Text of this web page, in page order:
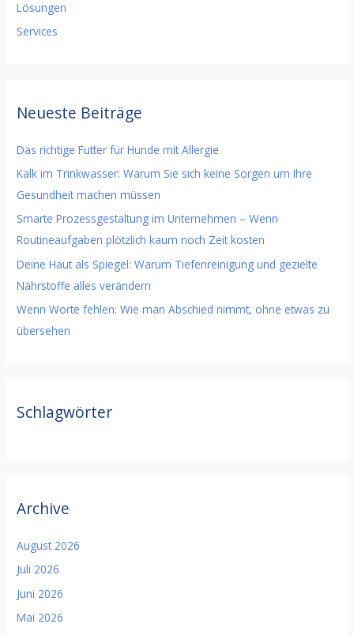
Lösungen
Services
Neueste Beiträge
Das richtige Futter für Hunde mit Allergie
Kalk im Trinkwasser: Warum Sie sich keine Sorgen um Ihre
Gesundheit machen müssen
Smarte Prozessgestaltung im Unternehmen – Wenn
Routineaufgaben plötzlich kaum noch Zeit kosten
Deine Haut als Spiegel: Warum Tiefenreinigung und gezielte
Nährstoffe alles verändern
Wenn Worte fehlen: Wie man Abschied nimmt, ohne etwas zu
übersehen
Schlagwörter
Archive
August 2026
Juli 2026
Juni 2026
Mai 2026